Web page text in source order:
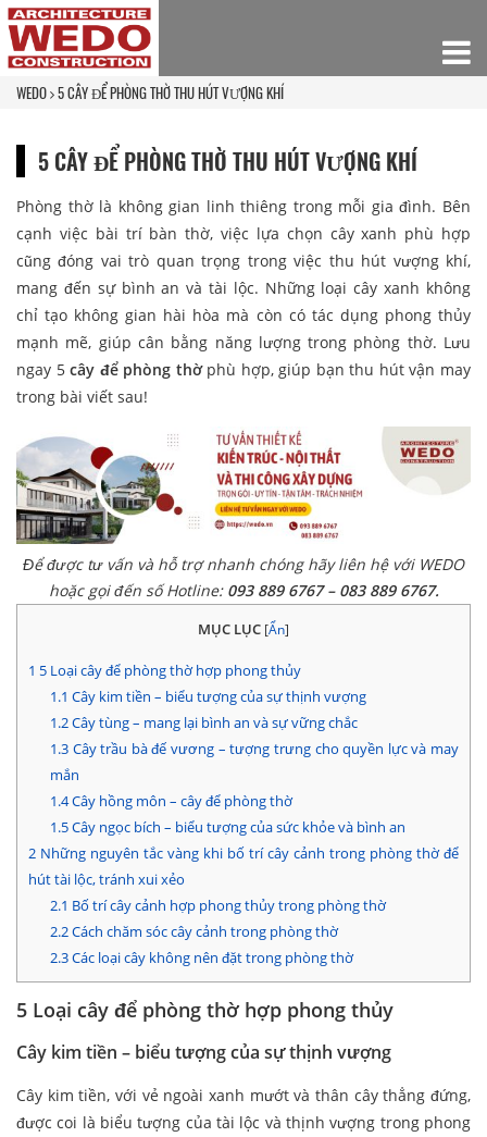
WEDO 5 CÂY ĐỂ PHÒNG THỜ THU HÚT VƯỢNG KHÍ
5 CÂY ĐỂ PHÒNG THỜ THU HÚT VƯỢNG KHÍ
Phòng thờ là không gian linh thiêng trong mỗi gia đình. Bên
cạnh việc bài trí bàn thờ, việc lựa chọn cây xanh phù hợp
cũng đóng vai trò quan trọng trong việc thu hút vượng khí,
mang đến sự bình an và tài lộc. Những loại cây xanh không
chỉ tạo không gian hài hòa mà còn có tác dụng phong thủy
mạnh mẽ, giúp cân bằng năng lượng trong phòng thờ. Lưu
ngay 5cây để phòng thờphù hợp, giúp bạn thu hút vận may
trong bài viết sau!
Để được tư vấn và hỗ trợ nhanh chóng hãy liên hệ với WEDO
hoặc gọi đến số Hotline: 093 889 6767 – 083 889 6767.
MỤC LỤC [Ẩn]
1 5 Loại cây để phòng thờ hợp phong thủy
1.1 Cây kim tiền – biểu tượng của sự thịnh vượng
1.2Cây tùng – mang lại bình an và sự vững chắc
1.3Cây trầu bà đế vương – tượng trưng cho quyền lực và may
mắn
1.4Cây hồng môn – cây để phòng thờ
1.5Cây ngọc bích – biểu tượng của sức khỏe và bình an
2 Những nguyên tắc vàng khi bố trí cây cảnh trong phòng thờ để
hút tài lộc, tránh xui xẻo
2.1 Bố trí cây cảnh hợp phong thủy trong phòng thờ
2.2Cách chăm sóc cây cảnh trong phòng thờ
2.3Các loại cây không nên đặt trong phòng thờ
5 Loại cây để phòng thờ hợp phong thủy
Cây kim tiền – biểu tượng của sự thịnh vượng
Cây kim tiền, với vẻ ngoài xanh mướt và thân cây thẳng đứng,
được coi là biểu tượng của tài lộc và thịnh vượng trong phong